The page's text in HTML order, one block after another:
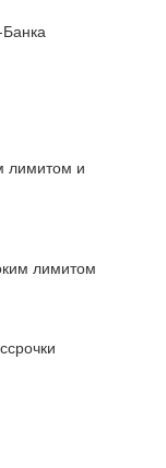
лимитом и
лимитом